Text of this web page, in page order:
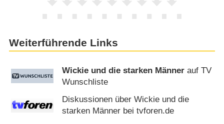
Weiterführende Links
Wickie und die starken Männer auf TV
Wunschliste
Diskussionen über Wickie und die
starken Männer bei tvforen.de